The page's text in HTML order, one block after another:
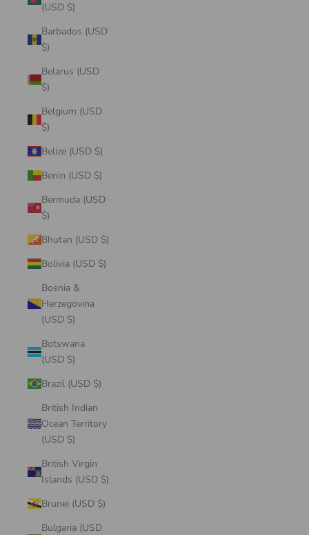
(USD $)
Barbados (USD
$)
Belarus (USD
$)
Belgium (USD
$)
Belize (USD $)
Benin (USD $)
Bermuda (USD
$)
Bhutan (USD $)
Bolivia (USD $)
Bosnia &
Herzegovina
(USD $)
Botswana
(USD $)
Brazil (USD $)
British Indian
Ocean Territory
(USD $)
British Virgin
Islands (USD $)
Brunei (USD $)
Bulgaria (USD